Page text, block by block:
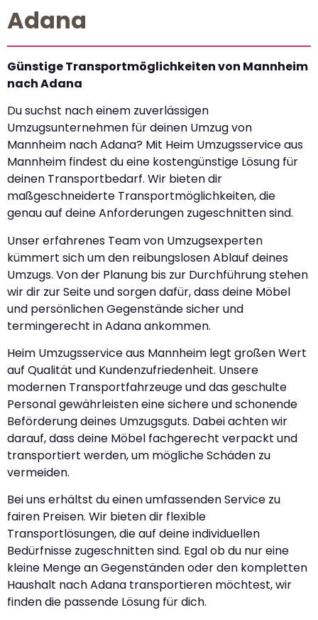
Adana
Günstige Transportmöglichkeiten von Mannheim
nach Adana
Du suchst nach einem zuverlässigen
Umzugsunternehmen für deinen Umzug von
Mannheim nach Adana? Mit Heim Umzugsservice aus
Mannheim findest du eine kostengünstige Lösung für
deinen Transportbedarf. Wir bieten dir
maßgeschneiderte Transportmöglichkeiten, die
genau auf deine Anforderungen zugeschnitten sind.
Unser erfahrenes Team von Umzugsexperten
kümmert sich um den reibungslosen Ablauf deines
Umzugs. Von der Planung bis zur Durchführung stehen
wir dir zur Seite und sorgen dafür, dass deine Möbel
und persönlichen Gegenstände sicher und
termingerecht in Adana ankommen.
Heim Umzugsservice aus Mannheim legt großen Wert
auf Qualität und Kundenzufriedenheit. Unsere
modernen Transportfahrzeuge und das geschulte
Personal gewährleisten eine sichere und schonende
Beförderung deines Umzugsguts. Dabei achten wir
darauf, dass deine Möbel fachgerecht verpackt und
transportiert werden, um mögliche Schäden zu
vermeiden.
Bei uns erhältst du einen umfassenden Service zu
fairen Preisen. Wir bieten dir flexible
Transportlösungen, die auf deine individuellen
Bedürfnisse zugeschnitten sind. Egal ob du nur eine
kleine Menge an Gegenständen oder den kompletten
Haushalt nach Adana transportieren möchtest, wir
finden die passende Lösung für dich.